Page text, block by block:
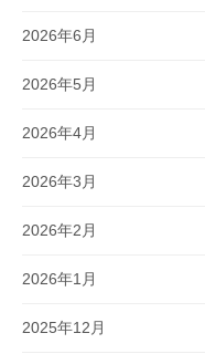
2026年6月
2026年5月
2026年4月
2026年3月
2026年2月
2026年1月
2025年12月